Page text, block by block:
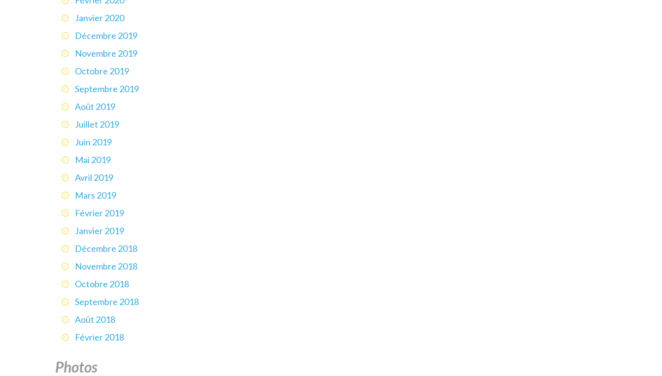
Janvier 2020
Décembre 2019
Novembre 2019
Octobre 2019
Septembre 2019
Août 2019
Juillet 2019
Juin 2019
Mai 2019
Avril 2019
Mars 2019
Février 2019
Janvier 2019
Décembre 2018
Novembre 2018
Octobre 2018
Septembre 2018
Août 2018
Février 2018
Photos